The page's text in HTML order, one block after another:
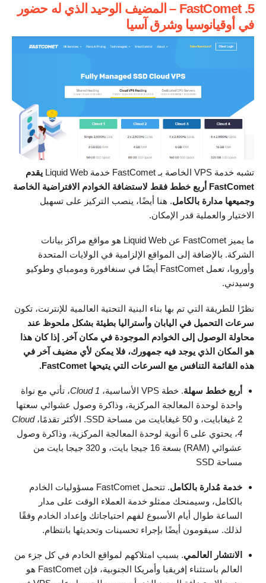
5. FastComet – المضيف الوحيد الذي له حضور
في أوقيانوسيا وشرق آسيا
تشبه خدمة VPS الخاصة بـ FastComet خدمة Liquid Web
يقدم
FastComet أربع خطط فقط لاستضافة الخوادم الافتراضية الخاصة
وجميعها مدارة بالكامل. هنا أيضًا، ينصب التركيز على تسهيل
الاختيار والعملية قدر الإمكان.
ما يميز FastComet عن Liquid Web هو مواقع مراكز بيانات
الشركة. بالإضافة إلى المواقع الإلزامية في الولايات المتحدة
وأوروبا، تعمل FastComet أيضًا في سنغافورة ومومباي وطوكيو
وسيدني.
نظرًا للطريقة التي تم بها بناء البنية التحتية العالمية للإنترنت، تكون
سرعات التحميل في اليابان وأستراليا بطيئة بشكل ملحوظ عند
محاولة الوصول إلى الخوادم الموجودة في مكان آخر. إذا كان هذا
هو المكان الذي يوجد فيه جمهورك، فلا يمكن لأي مضيف آخر في
هذه القائمة التنافس مع السرعات التي يتيحها FastComet.
أربع خطط سهلة. خطة VPS الأساسية، Cloud 1، تأتي مع نواة
واحدة لوحدة المعالجة المركزية، وذاكرة وصول عشوائي سعتها
2 غيغابايت، و 50 غيغابايت من مساحة SSD. الأكثر تقدمًا،
Cloud
4
، يحتوي على 6 أنوية لوحدة المعالجة المركزية، وذاكرة وصول
عشوائي (RAM) بسعة 16 جيجا بايت، و 320 جيجا بايت من
مساحة SSD
خدمة مُدارة بالكامل
. تتحمل FastComet مسؤوليات الخادم
بالكامل، وسيمنحك ممثلو خدمة العملاء الوقت على مدار
الساعة طوال أيام الأسبوع لفهم احتياجاتك وإعداد الخادم وفقًا
لذلك. سيقومون أيضًا بإجراء تحسينات وتحديثها بانتظام.
الانتشار العالمي. بسبب امتلاكهم لمواقع الخادم في كل جزء من
العالم باستثناء إفريقيا وأمريكا الجنوبية، فإن FastComet هو